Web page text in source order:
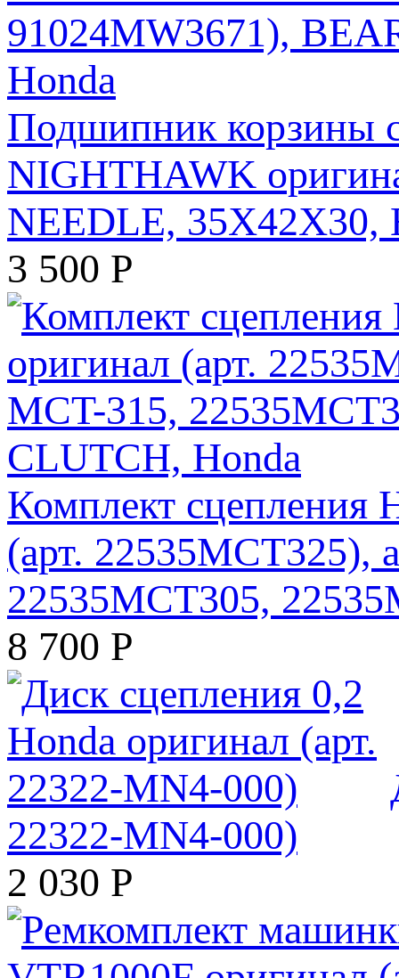
Подшипник корзины
NIGHTHAWK
NEEDLE, 35X42X30,
3 500 Р
Комплект сцепления
(арт. 22535MCT325),
22535MCT305,
8 700 Р
22322-MN4-000)
2 030 Р